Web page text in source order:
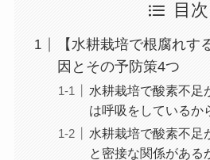
目次
【水耕栽培で根腐れす
因とその予防策4つ
水耕栽培で酸素不足
は呼吸をしているか
水耕栽培で酸素不足
と密接な関係がある